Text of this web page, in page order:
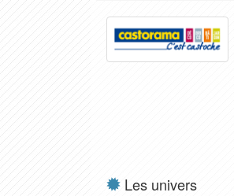
Les univers